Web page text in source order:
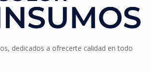
dedicados a ofrecerte calidad en todo